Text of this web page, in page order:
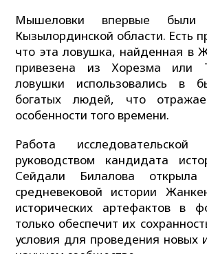
Мышеловки впервые
Кызылординской области. Есть
что эта ловушка, найденная в
привезена из Хорезма или
ловушки использовались в
богатых людей, что
особенности того времени.
Работа
руководством кандидата
Сейдали Билалова
средневековой истории
исторических артефактов в
только обеспечит их
условия для проведения новых